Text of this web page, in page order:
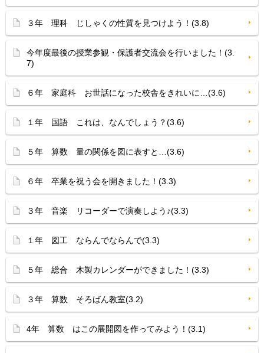
３年 理科 じしゃくの性質を見つけよう！(3.8)
今年度最後の授業参観・保護者交流会を行いました！(3.
7)
６年 家庭科 お世話になった校舎をきれいに…(3.6)
１年 国語 これは、なんでしょう？(3.6)
５年 算数 量の関係を図に表すと…(3.6)
６年 卒業を祝う会を開きました！(3.3)
３年 音楽 リコーダーで演奏しよう♪(3.3)
１年 図工 ならんでならんで(3.3)
５年 総合 木製カレンダーができました！(3.3)
３年 算数 そろばん教室(3.2)
4年 算数 はこの展開図を作ってみよう！(3.1)